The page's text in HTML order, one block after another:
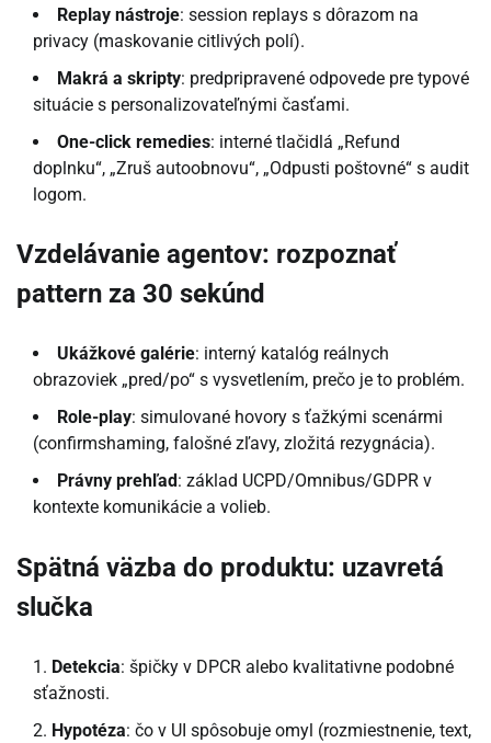
Replay nástroje: session replays s dôrazom na
privacy (maskovanie citlivých polí).
Makrá a skripty: predpripravené odpovede pre typové
situácie s personalizovateľnými časťami.
One-click remedies: interné tlačidlá „Refund
doplnku“, „Zruš autoobnovu“, „Odpusti poštovné“ s audit
logom.
Vzdelávanie agentov: rozpoznať
pattern za 30 sekúnd
Ukážkové galérie: interný katalóg reálnych
obrazoviek „pred/po“ s vysvetlením, prečo je to problém.
Role-play: simulované hovory s ťažkými scenármi
(confirmshaming, falošné zľavy, zložitá rezygnácia).
Právny prehľad : základ UCPD/Omnibus/GDPR v
kontexte komunikácie a volieb.
Spätná väzba do produktu: uzavretá
slučka
Detekcia: špičky v DPCR alebo kvalitativne podobné
sťažnosti.
Hypotéza: čo v UI spôsobuje omyl (rozmiestnenie, text,